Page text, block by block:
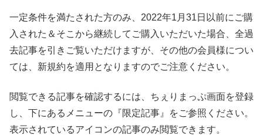
ogle の方が登録件数多いじゃん、と言われたらそれまでですが（笑）、違いは、
一定条件を満たされた方のみ、2022年1月31日以前にご購
入された＆そこから継続してご購入いただいた場合、全過
去記事を引きご覧いただけますが、その他の会員様につい
ては、新規約を適用となりますのでご注意ください。
閲覧できる記事を確認するには、ちぇりまっぷ画面を登録
し、下にあるメニューの『限定記事』をご参照ください。
表示されているアイコンの記事のみ閲覧できます。